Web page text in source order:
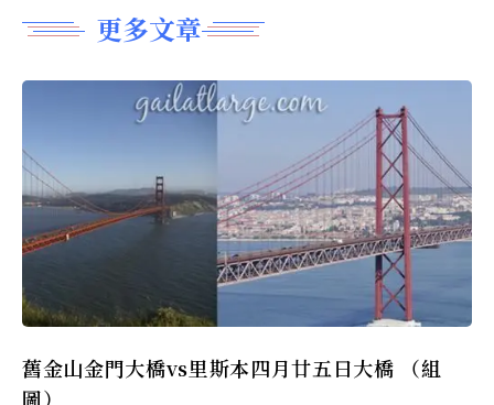
更多文章
舊金山金門大橋vs里斯本四月廿五日大橋 （組
圖）